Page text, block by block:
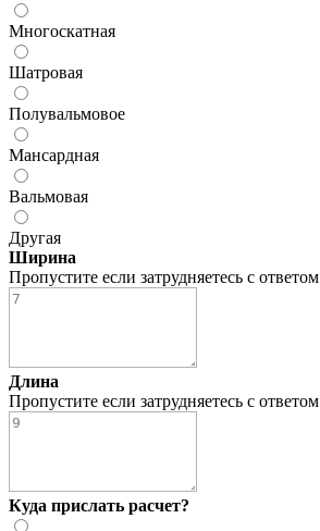
WhatsApp
Многоскатная
Шатровая
Полувальмовое
Мансардная
Вальмовая
Другая
Ширина
Пропустите если затрудняетесь с ответом
Длина
Пропустите если затрудняетесь с ответом
Куда прислать расчет?